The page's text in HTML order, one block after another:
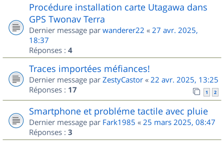
Procédure installation carte Utagawa dans
GPS Twonav Terra
Dernier message par wanderer22 « 27 avr. 2025,
18:37
Réponses : 4
Traces importées méfiances!
Dernier message par ZestyCastor « 22 avr. 2025, 13:25
Réponses : 17 1 2
Smartphone et probléme tactile avec pluie
Dernier message par Fark1985 « 25 mars 2025, 08:47
Réponses : 3